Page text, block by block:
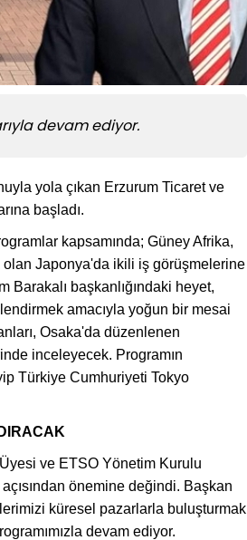
devam ediyor.
yola çıkan Erzurum Ticaret ve
başladı.
kapsamında; Güney Afrika,
olan Japonya'da ikili iş görüşmelerine
başkanlığındaki heyet,
amacıyla yoğun bir mesai
Osaka'da düzenlenen
inceleyecek. Programın
Türkiye Cumhuriyeti Tokyo
ve ETSO Yönetim Kurulu
önemine değindi. Başkan
küresel pazarlarla buluşturmak
devam ediyor.